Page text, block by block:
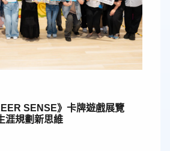
SENSE》卡牌遊戲展覽
涯規劃新思維